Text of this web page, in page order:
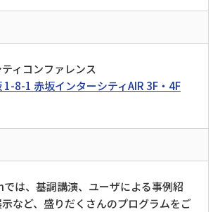
ィコンファレンス
1-8-1 赤坂インターシティAIR 3F・4F
は、基調講演、ユーザによる事例紹
など、盛りだくさんのプログラムをご